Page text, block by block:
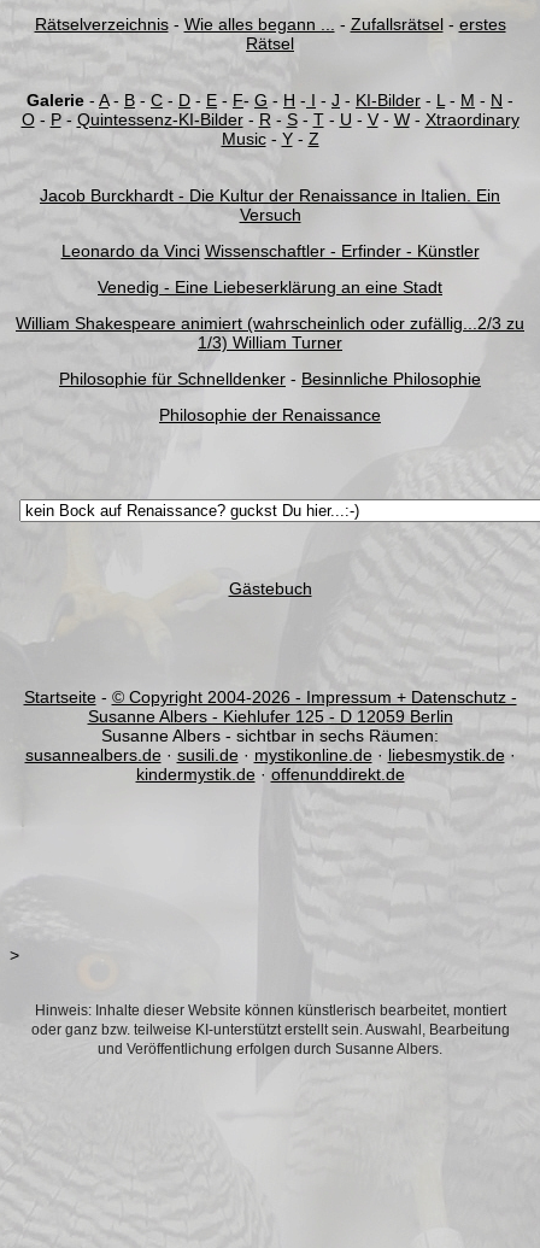
Rätselverzeichnis- Wie alles begann ... - Zufallsrätsel- erstes
Rätsel
Galerie - A- B- C - D - E - F- G - H - I - J - KI-Bilder - L- M - N -
O- P- Quintessenz-KI-Bilder- R- S- T- U - V- W- Xtraordinary
Music- Y- Z
Jacob Burckhardt - Die Kultur der Renaissance in Italien. Ein
Versuch
Leonardo da Vinci Wissenschaftler - Erfinder - Künstler
Venedig - Eine Liebeserklärung an eine Stadt
William Shakespeare animiert (wahrscheinlich oder zufällig...2/3 zu
1/3) William Turner
Philosophie für Schnelldenker - Besinnliche Philosophie
Philosophie der Renaissance
Gästebuch
Startseite- © Copyright 2004-2026 - Impressum + Datenschutz -
Susanne Albers - Kiehlufer 125 - D 12059 Berlin
Susanne Albers - sichtbar in sechs Räumen:
susannealbers.de· susili.de· mystikonline.de· liebesmystik.de·
kindermystik.de· offenunddirekt.de
>
Hinweis: Inhalte dieser Website können künstlerisch bearbeitet, montiert
oder ganz bzw. teilweise KI-unterstützt erstellt sein. Auswahl, Bearbeitung
und Veröffentlichung erfolgen durch Susanne Albers.